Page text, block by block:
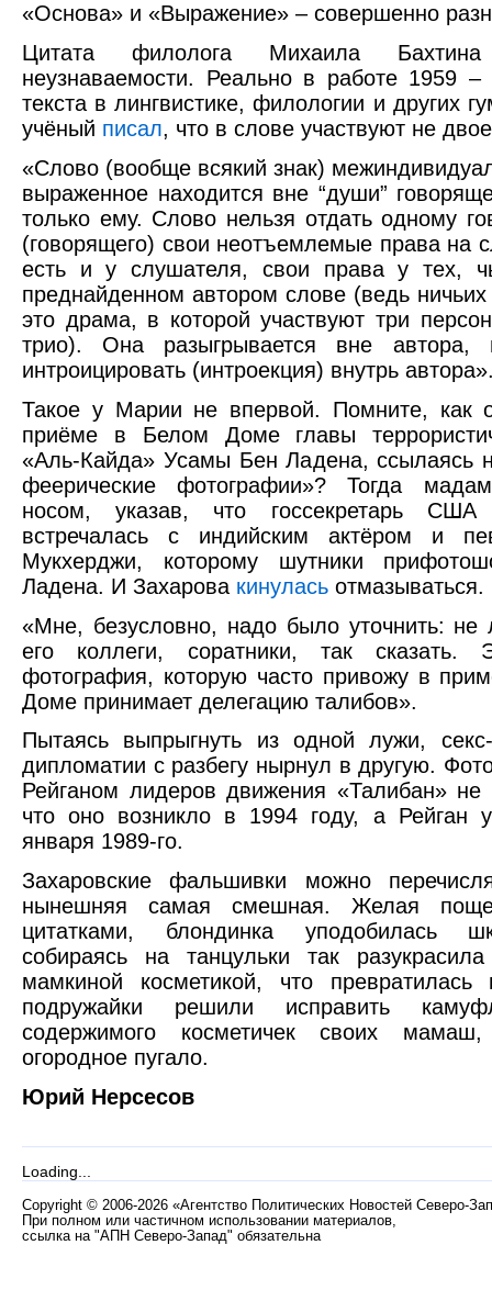
«Основа» и «Выражение» – совершенно
Цитата филолога Михаила
неузнаваемости. Реально в работе 1959 –
текста в лингвистике, филологии и других
учёный писал, что в слове участвуют не
«Слово (вообще всякий знак)
выраженное находится вне “души”
только ему. Слово нельзя отдать одному
(говорящего) свои неотъемлемые права на
есть и у слушателя, свои права у тех,
преднайденном автором слове (ведь
это драма, в которой участвуют три
трио). Она разыгрывается вне автора,
интроицировать (интроекция) внутрь
Такое у Марии не впервой. Помните, как
приёме в Белом Доме главы
«Аль-Кайда» Усамы Бен Ладена, ссылаясь
феерические фотографии»? Тогда
носом, указав, что госсекретарь
встречалась с индийским актёром и
Мукхерджи, которому шутники
Ладена. И Захарова кинулась отмазываться.
«Мне, безусловно, надо было уточнить:
его коллеги, соратники, так
фотография, которую часто привожу в
Доме принимает делегацию талибов».
Пытаясь выпрыгнуть из одной лужи,
дипломатии с разбегу нырнул в другую.
Рейганом лидеров движения «Талибан» не
что оно возникло в 1994 году, а Рейган
января 1989-го.
Захаровские фальшивки можно
нынешняя самая смешная. Желая
цитатками, блондинка уподобилась
собираясь на танцульки так
мамкиной косметикой, что
подружайки решили исправить
содержимого косметичек своих
огородное пугало.
Юрий Нерсесов
Loading...
Copyright © 2006-2026 «Агентство Политических Новостей Северо-
При полном или частичном использовании материалов,
ссылка на "АПН Северо-Запад" обязательна